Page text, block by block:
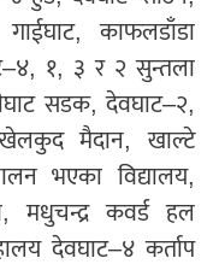
काफलडाँडा
१, ३ र २ सुन्तला
सडक, देवघाट–२,
खेलकुद मैदान, खाल्टे
भएका विद्यालय,
मधुचन्द्र कवर्ड हल
देवघाट–४ कर्ताप